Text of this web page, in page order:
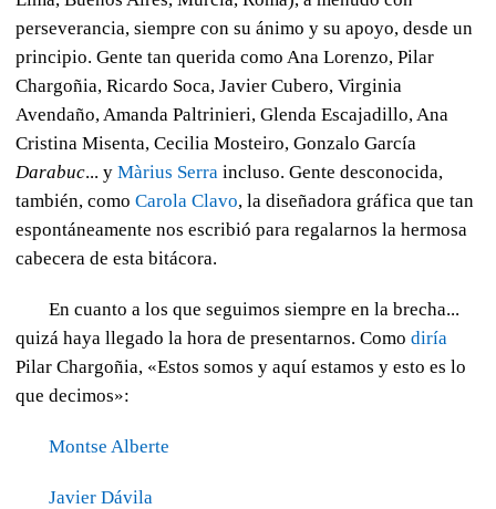
perseverancia, siempre con su ánimo y su apoyo, desde un
principio. Gente tan querida como Ana Lorenzo, Pilar
Chargoñia, Ricardo Soca, Javier Cubero, Virginia
Avendaño, Amanda Paltrinieri, Glenda Escajadillo, Ana
Cristina Misenta, Cecilia Mosteiro, Gonzalo García
Darabuc... y Màrius Serra incluso. Gente desconocida,
también, como Carola Clavo, la diseñadora gráfica que tan
espontáneamente nos escribió para regalarnos la hermosa
cabecera de esta bitácora.
En cuanto a los que seguimos siempre en la brecha...
quizá haya llegado la hora de presentarnos. Como diría
Pilar Chargoñia, «Estos somos y aquí estamos y esto es lo
que decimos»:
Montse Alberte
Javier Dávila